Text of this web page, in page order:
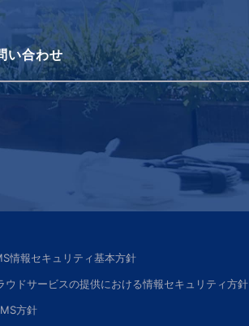
い合わせ
情報セキュリティ基本方針
ウドサービスの提供における情報セキュリティ方針
方針